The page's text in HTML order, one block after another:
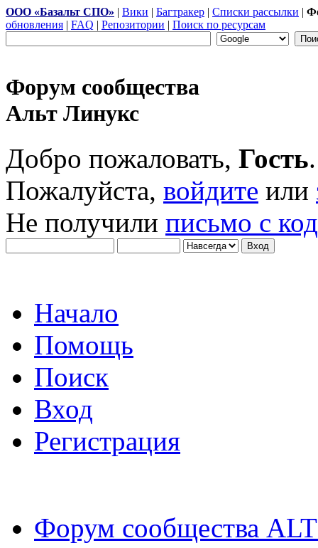
ООО «Базальт СПО» | Вики | Багтракер | Списки рассылки |
обновления | FAQ | Репозитории | Поиск по ресурсам
Форум сообщества
Альт Линукс
Добро пожаловать, Гость.
Пожалуйста, войдите или
Не получили письмо с
Начало
Помощь
Поиск
Вход
Регистрация
Форум сообщества